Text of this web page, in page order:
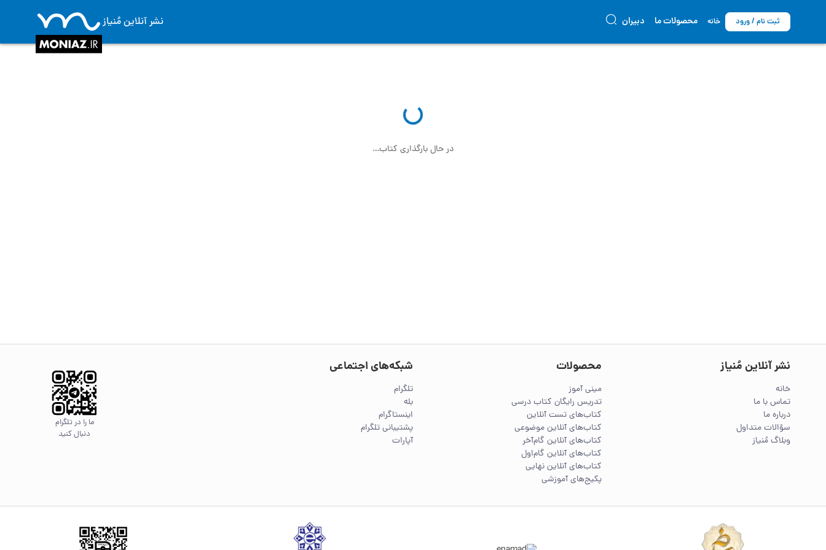
ثبت نام / ورود خانه محصولات ما دبیران نشر آنلاین مُنیاز
در حال بارگذاری کتاب…
نشر آنلاین مُنیاز
خانه
تماس با ما
درباره ما
سؤالات متداول
وبلاگ مُنیاز
محصولات
مینی آموز
تدریس رایگان کتاب درسی
کتاب‌های تست آنلاین
کتاب‌های آنلاین موضوعی
کتاب‌های آنلاین گام‌آخر
کتاب‌های آنلاین گام‌اول
کتاب‌های آنلاین نهایی
پکیج‌های آموزشی
شبکه‌های اجتماعی
تلگرام
بله
اینستاگرام
پشتیبانی تلگرام
آپارات
ما را در تلگرام
دنبال کنید